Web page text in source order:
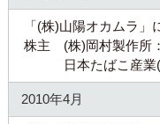
「(株)山陽オカムラ」
株主 (株)岡村製作所
日本たばこ産業(
2010年4月